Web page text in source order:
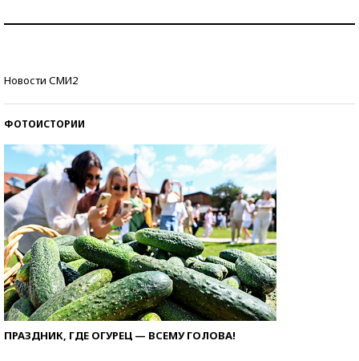
Новости СМИ2
ФОТОИСТОРИИ
ПРАЗДНИК, ГДЕ ОГУРЕЦ — ВСЕМУ ГОЛОВА!